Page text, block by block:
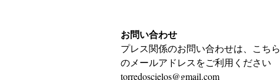
お問い合わせ
プレス関係のお問い合わせは、こちら
のメールアドレスをご利用ください
torredoscielos@gmail.com